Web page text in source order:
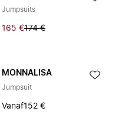
Jumpsuits
165 €174 €
MONNALISA
Jumpsuit
Vanaf152 €